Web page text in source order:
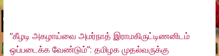
“கீழடி அகழாய்வை அமர்நாத் இராமகிருட்டிணனிடம்
ஒப்படைக்க வேண்டும்”: தமிழக முதல்வருக்கு